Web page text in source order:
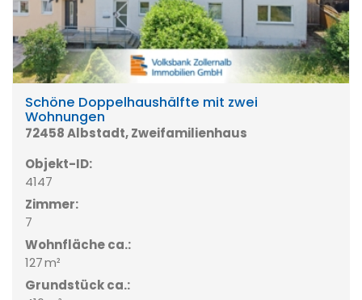
Schöne Doppelhaushälfte mit zwei
Wohnungen
72458 Albstadt, Zweifamilienhaus
Objekt-ID:
4147
Zimmer:
7
Wohnfläche ca.:
127 m²
Grund­stück ca.: